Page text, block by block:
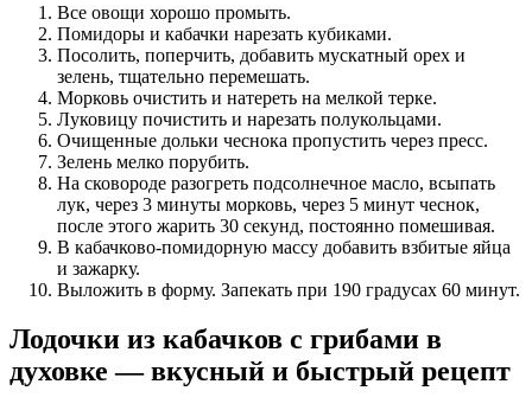
Все овощи хорошо промыть.
Помидоры и кабачки нарезать кубиками.
Посолить, поперчить, добавить мускатный орех и
зелень, тщательно перемешать.
Морковь очистить и натереть на мелкой терке.
Луковицу почистить и нарезать полукольцами.
Очищенные дольки чеснока пропустить через пресс.
Зелень мелко порубить.
На сковороде разогреть подсолнечное масло, всыпать
лук, через 3 минуты морковь, через 5 минут чеснок,
после этого жарить 30 секунд, постоянно помешивая.
В кабачково-помидорную массу добавить взбитые яйца
и зажарку.
Выложить в форму. Запекать при 190 градусах 60 минут.
Лодочки из кабачков с грибами в
духовке — вкусный и быстрый рецепт